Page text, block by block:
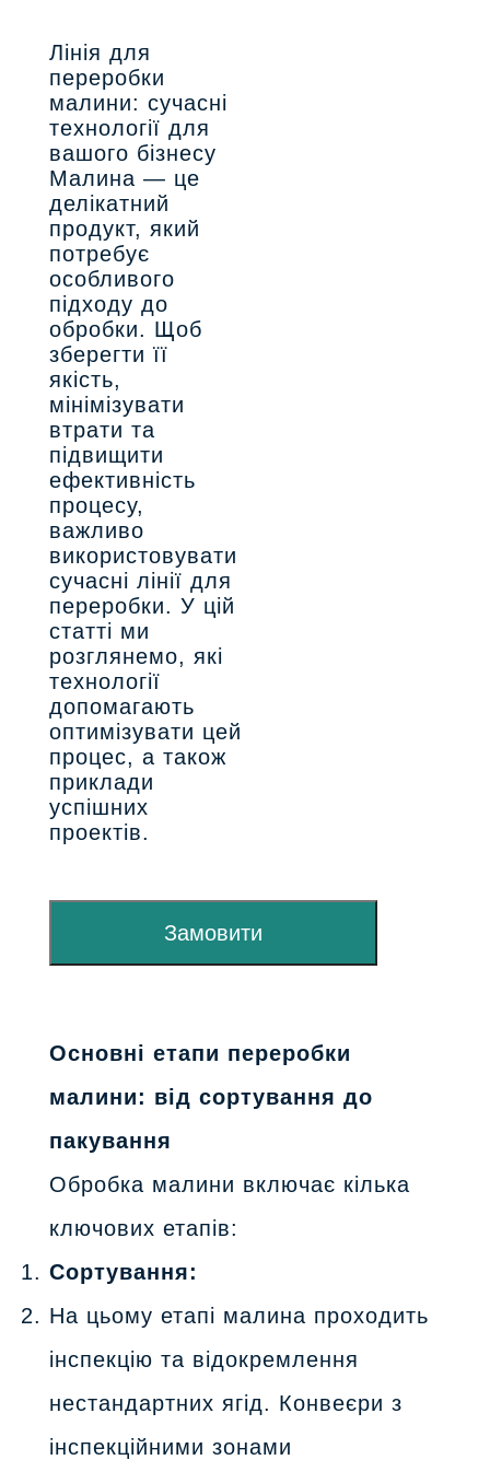
Лінія для
переробки
малини: сучасні
технології для
вашого бізнесу
Малина — це
делікатний
продукт, який
потребує
особливого
підходу до
обробки. Щоб
зберегти її
якість,
мінімізувати
втрати та
підвищити
ефективність
процесу,
важливо
використовувати
сучасні лінії для
переробки. У цій
статті ми
розглянемо, які
технології
допомагають
оптимізувати цей
процес, а також
приклади
успішних
проектів.
Замовити
Основні етапи переробки
малини: від сортування до
пакування
Обробка малини включає кілька
ключових етапів:
Сортування:
На цьому етапі малина проходить
інспекцію та відокремлення
нестандартних ягід. Конвеєри з
інспекційними зонами